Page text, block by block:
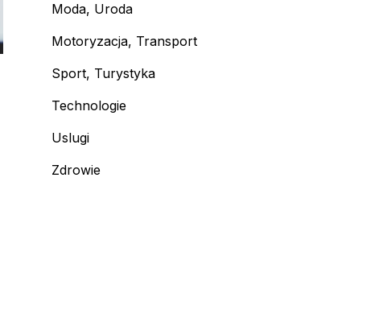
Moda, Uroda
Motoryzacja, Transport
Sport, Turystyka
Technologie
Uslugi
Zdrowie